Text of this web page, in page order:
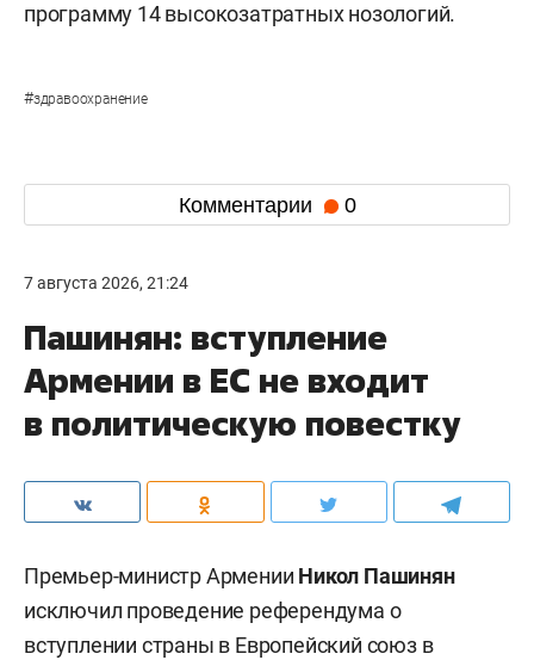
программу 14 высокозатратных нозологий.
#здравоохранение
Комментарии 0
7 августа 2026, 21:24
Пашинян: вступление
Армении в ЕС не входит
в политическую повестку
Премьер-министр Армении Никол Пашинян
исключил проведение референдума о
вступлении страны в Европейский союз в